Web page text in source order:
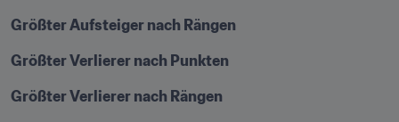
Größter Aufsteiger nach Rängen
Größter Verlierer nach Punkten
Größter Verlierer nach Rängen